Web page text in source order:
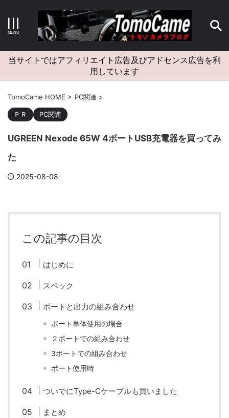
キーワードで検索する
カテゴリー
アーカイブ
Canon craft EM5II EOS Kiss X4 EOS R10
fujifilm game GR III
iPhone
LUMIX GF9 LUMIX L10
M(Typ240) minolta MX
OLYMPUS om-1 II OM-3
PEN E-P7 PENTAX
psobb ricoh SIGMA SONY sound
TAMRON TG-6
当サイトではアフィリエイト広告及びアドセンス広告を利
用しています
TomoCame HOME > PC関連 >
ＰＲ PC関連
UGREEN Nexode 65W 4ポートUSB充電器を買ってみ
た
2025-08-08
この記事の目次
はじめに
スペック
ポートと出力の組み合わせ
ポート単体使用の場合
２ポートでの組み合わせ
3ポートでの組み合わせ
ポート使用時
ついでにType-Cケーブルも買いました
まとめ